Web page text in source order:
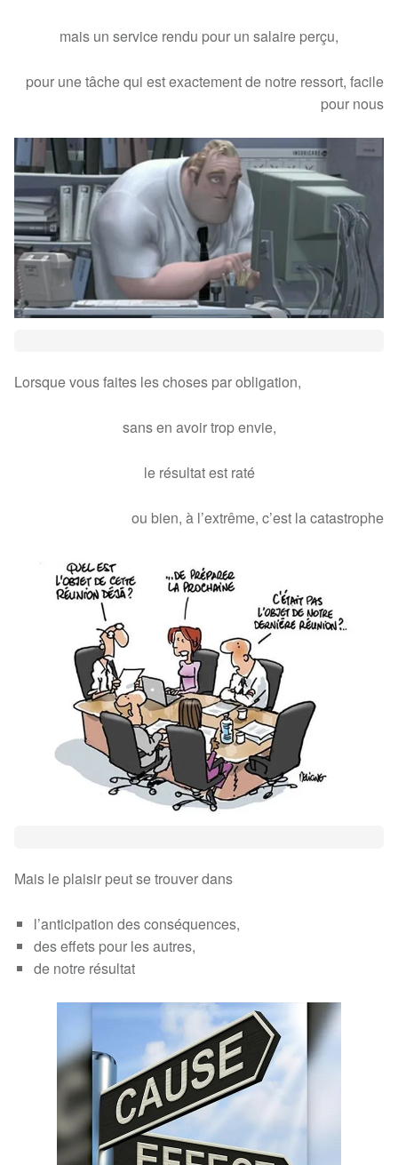
mais un service rendu pour un salaire perçu,
pour une tâche qui est exactement de notre ressort, facile
pour nous
Lorsque vous faites les choses par obligation,
sans en avoir trop envie,
le résultat est raté
ou bien, à l’extrême, c’est la catastrophe
Mais le plaisir peut se trouver dans
l’anticipation des conséquences,
des effets pour les autres,
de notre résultat